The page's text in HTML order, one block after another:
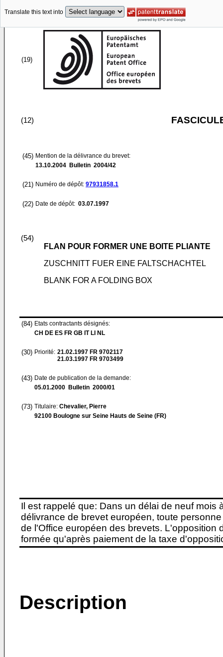
Translate this text into
(19)
(12)
(45) Mention de la délivrance du brevet:
13.10.2004 Bulletin 2004/42
(21) Numéro de dépôt: 97931858.1
(22) Date de dépôt: 03.07.1997
(54)
FLAN POUR FORMER UNE BOITE PLIANTE
ZUSCHNITT FUER EINE FALTSCHACHTEL
BLANK FOR A FOLDING BOX
(84) Etats contractants désignés:
CH DE ES FR GB IT LI NL
(30) Priorité: 21.02.1997 FR 9702117
21.03.1997 FR 9703499
(43) Date de publication de la demande:
05.01.2000 Bulletin 2000/01
(73) Titulaire: Chevalier, Pierre
92100 Boulogne sur Seine Hauts de Seine (FR)
Il est rappelé que: Dans un délai de neuf
délivrance de brevet européen, toute
de l'Office européen des brevets. L'opposition
formée qu'après paiement de la taxe
Description